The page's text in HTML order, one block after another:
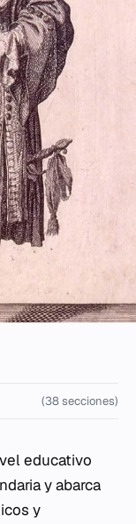
(38 secciones)
educativo
y abarca
y